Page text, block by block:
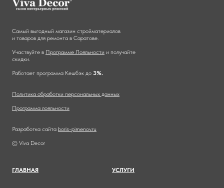
Самый выгодный магазин стройматериалов
и товаров для ремонта в Саратове.
Участвуйте в Программе Лояльности и получайте
скидки.
Работает программа Кешбэк до 3%.
Политика обработки персональных данных
Программа лояльности
Разработка сайта boris-pimenov.ru
© Viva Decor
ГЛАВНАЯ УСЛУГИ